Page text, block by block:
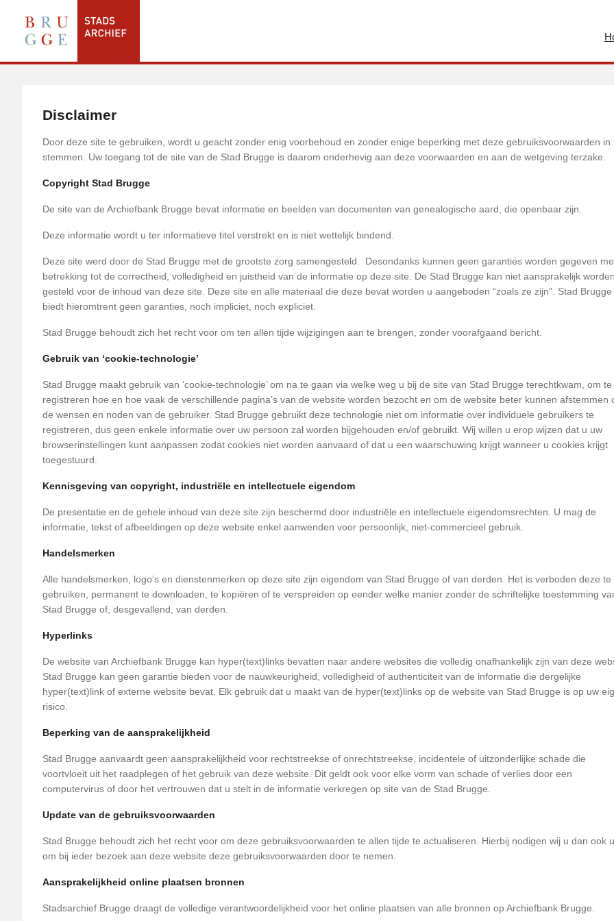
Disclaimer
Door deze site te gebruiken, wordt u geacht zonder enig voorbehoud en zonder enige beperking met deze gebruiksvoorwaarden in
stemmen. Uw toegang tot de site van de Stad Brugge is daarom onderhevig aan deze voorwaarden en aan de wetgeving terzake.
Copyright Stad Brugge
De site van de Archiefbank Brugge bevat informatie en beelden van documenten van genealogische aard, die openbaar zijn.
Deze informatie wordt u ter informatieve titel verstrekt en is niet wettelijk bindend.
Deze site werd door de Stad Brugge met de grootste zorg samengesteld. Desondanks kunnen geen garanties worden gegeven
betrekking tot de correctheid, volledigheid en juistheid van de informatie op deze site. De Stad Brugge kan niet aansprakelijk
gesteld voor de inhoud van deze site. Deze site en alle materiaal die deze bevat worden u aangeboden “zoals ze zijn”. Stad Brugge
biedt hieromtrent geen garanties, noch impliciet, noch expliciet.
Stad Brugge behoudt zich het recht voor om ten allen tijde wijzigingen aan te brengen, zonder voorafgaand bericht.
Gebruik van ‘cookie-technologie’
Stad Brugge maakt gebruik van ‘cookie-technologie’ om na te gaan via welke weg u bij de site van Stad Brugge terechtkwam, om te
registreren hoe en hoe vaak de verschillende pagina’s van de website worden bezocht en om de website beter kunnen afstemmen
de wensen en noden van de gebruiker. Stad Brugge gebruikt deze technologie niet om informatie over individuele gebruikers te
registreren, dus geen enkele informatie over uw persoon zal worden bijgehouden en/of gebruikt. Wij willen u erop wijzen dat u uw
browserinstellingen kunt aanpassen zodat cookies niet worden aanvaard of dat u een waarschuwing krijgt wanneer u cookies krijgt
toegestuurd.
Kennisgeving van copyright, industriële en intellectuele eigendom
De presentatie en de gehele inhoud van deze site zijn beschermd door industriële en intellectuele eigendomsrechten. U mag de
informatie, tekst of afbeeldingen op deze website enkel aanwenden voor persoonlijk, niet-commercieel gebruik.
Handelsmerken
Alle handelsmerken, logo’s en dienstenmerken op deze site zijn eigendom van Stad Brugge of van derden. Het is verboden deze te
gebruiken, permanent te downloaden, te kopiëren of te verspreiden op eender welke manier zonder de schriftelijke toestemming
Stad Brugge of, desgevallend, van derden.
Hyperlinks
De website van Archiefbank Brugge kan hyper(text)links bevatten naar andere websites die volledig onafhankelijk zijn van deze
Stad Brugge kan geen garantie bieden voor de nauwkeurigheid, volledigheid of authenticiteit van de informatie die dergelijke
hyper(text)link of externe website bevat. Elk gebruik dat u maakt van de hyper(text)links op de website van Stad Brugge is op uw
risico.
Beperking van de aansprakelijkheid
Stad Brugge aanvaardt geen aansprakelijkheid voor rechtstreekse of onrechtstreekse, incidentele of uitzonderlijke schade die
voortvloeit uit het raadplegen of het gebruik van deze website. Dit geldt ook voor elke vorm van schade of verlies door een
computervirus of door het vertrouwen dat u stelt in de informatie verkregen op site van de Stad Brugge.
Update van de gebruiksvoorwaarden
Stad Brugge behoudt zich het recht voor om deze gebruiksvoorwaarden te allen tijde te actualiseren. Hierbij nodigen wij u dan ook
om bij ieder bezoek aan deze website deze gebruiksvoorwaarden door te nemen.
Aansprakelijkheid online plaatsen bronnen
Stadsarchief Brugge draagt de volledige verantwoordelijkheid voor het online plaatsen van alle bronnen op Archiefbank Brugge.